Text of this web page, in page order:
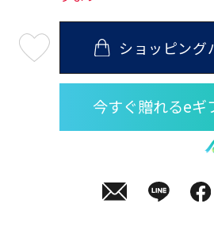
08
月
送
ショッピング